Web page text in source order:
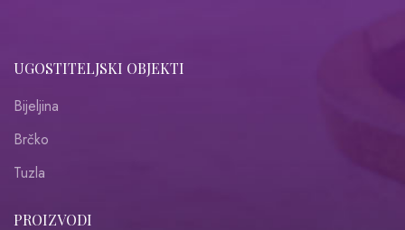
UGOSTITELJSKI OBJEKTI
Bijeljina
Brčko
Tuzla
PROIZVODI